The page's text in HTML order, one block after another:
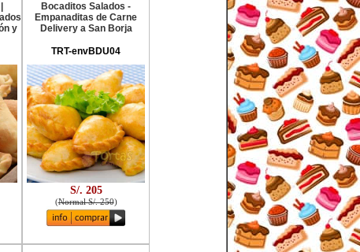
y
Bocaditos Salados -
Empanaditas de Carne
Delivery a San Borja
TRT-envBDU04
S/. 205
(Normal S/. 250)